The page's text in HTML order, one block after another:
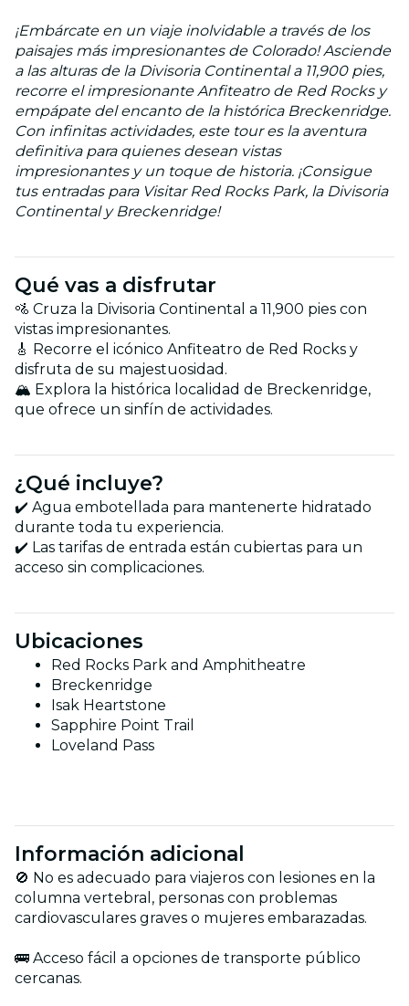
¡Embárcate en un viaje inolvidable a través de los
paisajes más impresionantes de Colorado! Asciende
a las alturas de la Divisoria Continental a 11,900 pies,
recorre el impresionante Anfiteatro de Red Rocks y
empápate del encanto de la histórica Breckenridge.
Con infinitas actividades, este tour es la aventura
definitiva para quienes desean vistas
impresionantes y un toque de historia. ¡Consigue
tus entradas para Visitar Red Rocks Park, la Divisoria
Continental y Breckenridge!
Qué vas a disfrutar
🚵 Cruza la Divisoria Continental a 11,900 pies con
vistas impresionantes.
🎸 Recorre el icónico Anfiteatro de Red Rocks y
disfruta de su majestuosidad.
🏔️ Explora la histórica localidad de Breckenridge,
que ofrece un sinfín de actividades.
¿Qué incluye?
✔️ Agua embotellada para mantenerte hidratado
durante toda tu experiencia.
✔️ Las tarifas de entrada están cubiertas para un
acceso sin complicaciones.
Ubicaciones
Red Rocks Park and Amphitheatre
Breckenridge
Isak Heartstone
Sapphire Point Trail
Loveland Pass
Información adicional
🚫 No es adecuado para viajeros con lesiones en la
columna vertebral, personas con problemas
cardiovasculares graves o mujeres embarazadas.
🚌 Acceso fácil a opciones de transporte público
cercanas.